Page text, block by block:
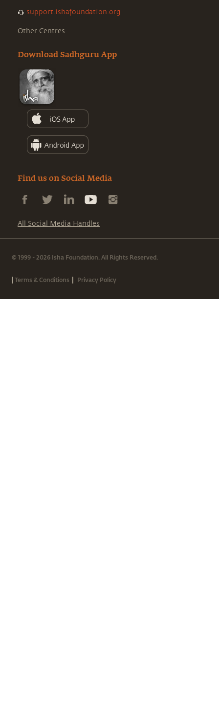
support.ishafoundation.org
Other Centres
Download Sadhguru App
Find us on Social Media
All Social Media Handles
© 1999 - 2026 Isha Foundation. All Rights Reserved.
|Terms & Conditions | Privacy Policy